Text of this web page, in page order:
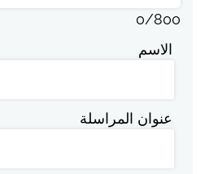
0/800
الاسم
عنوان المراسلة